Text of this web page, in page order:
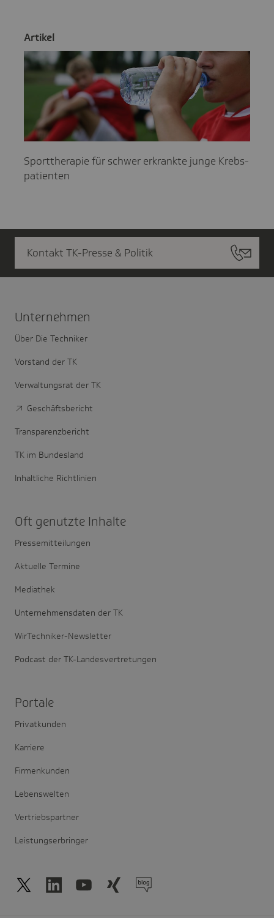
Artikel
Sport­the­ra­pie für schwer erkrankte junge Krebs­
pa­ti­en­ten
Kontakt TK-Presse & Politik
Unter­nehmen
Über Die Techniker
Vorstand der TK
Verwaltungsrat der TK
Geschäftsbericht
Transparenzbericht
TK im Bundesland
Inhaltliche Richtlinien
Oft genutzte Inhalte
Pressemitteilungen
Aktuelle Termine
Mediathek
Unternehmensdaten der TK
WirTechniker-Newsletter
Podcast der TK-Landesvertretungen
Portale
Privatkunden
Karriere
Firmenkunden
Lebenswelten
Vertriebspartner
Leistungserbringer